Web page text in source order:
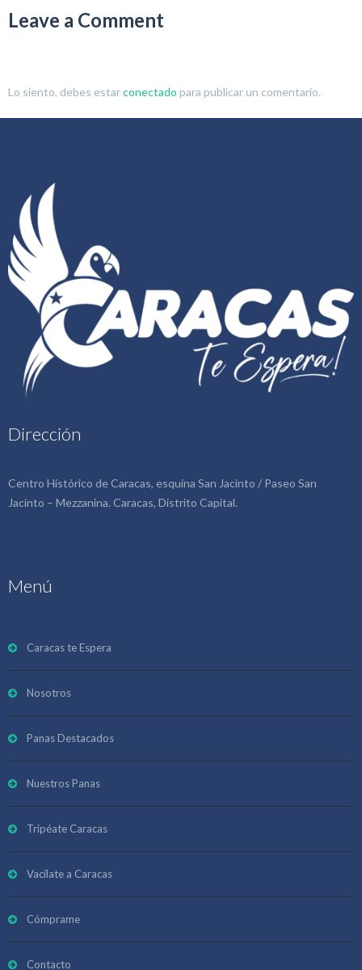
Leave a Comment
Lo siento, debes estarconectado para publicar un comentario.
Dirección
Centro Histórico de Caracas, esquina San Jacinto / Paseo San
Jacinto – Mezzanina. Caracas, Distrito Capital.
Menú
Caracas te Espera
Nosotros
Panas Destacados
Nuestros Panas
Tripéate Caracas
Vacílate a Caracas
Cómprame
Contacto